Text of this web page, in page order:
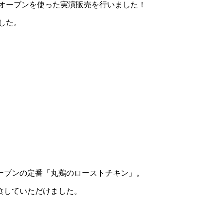
ブンを使った実演販売を行いました！
た。
ンの定番「丸鶏のローストチキン」。
ていただけました。